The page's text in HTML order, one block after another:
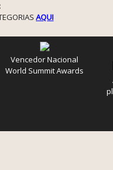
AQUI
Vencedor Nacional
World Summit Awards